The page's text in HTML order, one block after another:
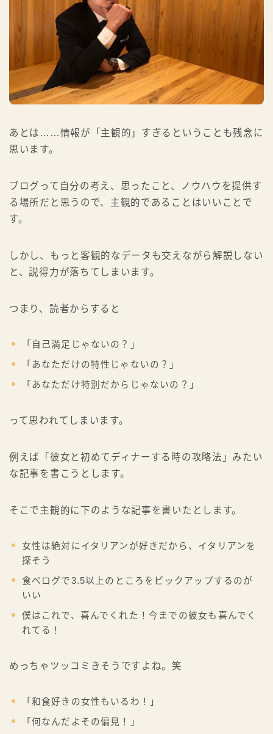
あとは……情報が「主観的」すぎるということも残念に
思います。
ブログって自分の考え、思ったこと、ノウハウを提供す
る場所だと思うので、主観的であることはいいことで
す。
しかし、もっと客観的なデータも交えながら解説しない
と、説得力が落ちてしまいます。
つまり、読者からすると
「自己満足じゃないの？」
「あなただけの特性じゃないの？」
「あなただけ特別だからじゃないの？」
って思われてしまいます。
例えば「彼女と初めてディナーする時の攻略法」みたい
な記事を書こうとします。
そこで主観的に下のような記事を書いたとします。
女性は絶対にイタリアンが好きだから、イタリアンを
探そう
食べログで3.5以上のところをピックアップするのが
いい
僕はこれで、喜んでくれた！今までの彼女も喜んでく
れてる！
めっちゃツッコミきそうですよね。笑
「和食好きの女性もいるわ！」
「何なんだよその偏見！」